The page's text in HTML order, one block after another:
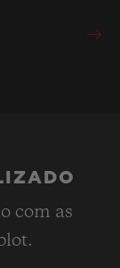
com as